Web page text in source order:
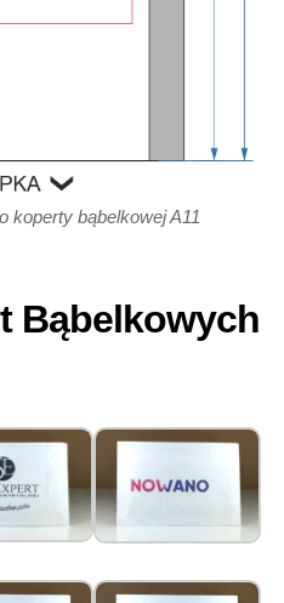
koperty bąbelkowej A11
Bąbelkowych